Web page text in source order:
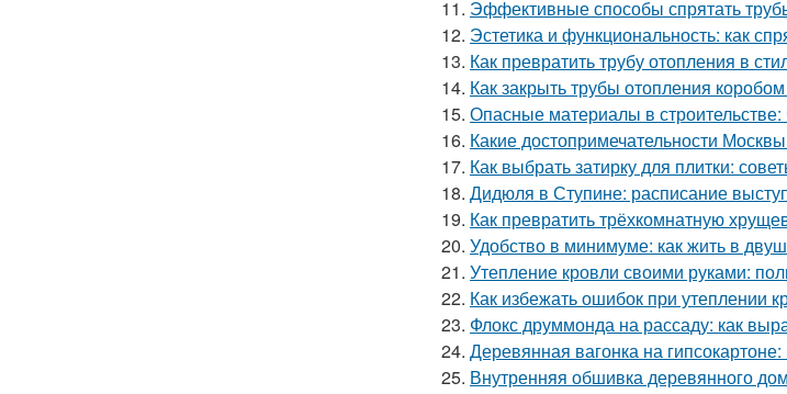
11. Эффективные способы спрятать
12. Эстетика и функциональность: как
13. Как превратить трубу отопления в
14. Как закрыть трубы отопления
15. Опасные материалы в строительстве:
16. Какие достопримечательности
17. Как выбрать затирку для плитки:
18. Дидюля в Ступине: расписание
19. Как превратить трёхкомнатную
20. Удобство в минимуме: как жить в
21. Утепление кровли своими руками:
22. Как избежать ошибок при утеплении
23. Флокс друммонда на рассаду: как
24. Деревянная вагонка на
25. Внутренняя обшивка деревянного